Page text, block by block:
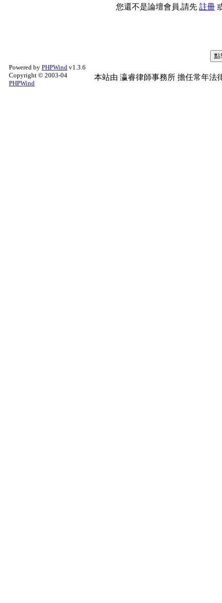
您還不是論壇會員,請先 註冊
Powered by PHPWind v1.3.6
Copyright © 2003-04
PHPWind
本站由 瀛睿律師事務所 擔任常年法